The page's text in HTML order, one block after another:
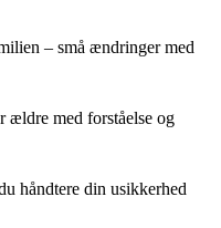
– små ændringer med
ældre med forståelse og
håndtere din usikkerhed